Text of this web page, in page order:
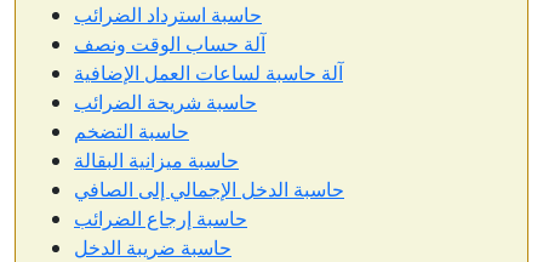
حاسبة استرداد الضرائب
آلة حساب الوقت ونصف
آلة حاسبة لساعات العمل الإضافية
حاسبة شريحة الضرائب
حاسبة التضخم
حاسبة ميزانية البقالة
حاسبة الدخل الإجمالي إلى الصافي
حاسبة إرجاع الضرائب
حاسبة ضريبة الدخل